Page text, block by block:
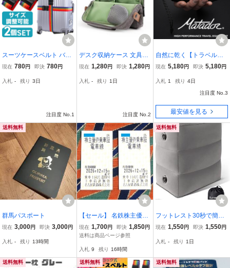
スーツケースベルト バン
ド レインボー ダイヤルロ
ンクベルト キャリーケー
現在 780円 即決 780円
入札 - 残り 3日
注目度 No.1
デスク収納ケース 文具収
納 卓上収納 インナーバッ
ウン
現在 1,280円 即決 1,280円
入札 - 残り 1日
注目度 No.2
自然に乾く【トラベル・
タオル L】ナノファイバ
ラライト【3倍の吸収性】
ナノドライ【超軽量】コ
現在 5,180円 即決 5,180円
入札 1 残り 4日
注目度 No.3
最安値を見る
送料無料
群馬パスポート
現在 3,000円 即決 3,000円
入札 - 残り 13時間
【セール】 名鉄株主優待
乗車証 2枚セットB ◆202
6年12月15日まで ★送料
取引可 1枚で名鉄全線乗
車可能
現在 1,700円 即決 1,850円
送料は商品ページ参照
入札 9 残り 16時間
送料無料
フットレスト30秒で簡単
設置快適グッズ エアー 足
重150kg 車 足置き (耳栓
(グレー)
現在 1,550円 即決 1,550円
入札 - 残り 1日
送料無料 送料無料 送料無料